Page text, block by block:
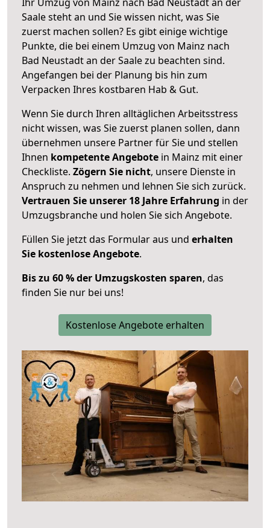
Saale steht an und Sie wissen nicht, was Sie
zuerst machen sollen? Es gibt einige wichtige
Punkte, die bei einem Umzug von Mainz nach
Bad Neustadt an der Saale zu beachten sind.
Angefangen bei der Planung bis hin zum
Verpacken Ihres kostbaren Hab & Gut.
Wenn Sie durch Ihren alltäglichen Arbeitsstress
nicht wissen, was Sie zuerst planen sollen, dann
übernehmen unsere Partner für Sie und stellen
Ihnen kompetente Angebote in Mainz mit einer
Checkliste. Zögern Sie nicht, unsere Dienste in
Anspruch zu nehmen und lehnen Sie sich zurück.
Vertrauen Sie unserer 18 Jahre Erfahrung in der
Umzugsbranche und holen Sie sich Angebote.
Füllen Sie jetzt das Formular aus und erhalten
Sie kostenlose Angebote.
Bis zu 60 % der Umzugskosten sparen, das
finden Sie nur bei uns!
Kostenlose Angebote erhalten